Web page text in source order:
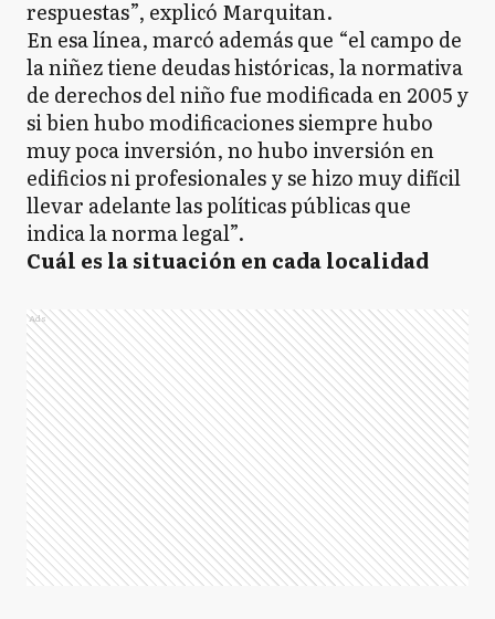
respuestas”, explicó Marquitan.
En esa línea, marcó además que “el campo de
la niñez tiene deudas históricas, la normativa
de derechos del niño fue modificada en 2005 y
si bien hubo modificaciones siempre hubo
muy poca inversión, no hubo inversión en
edificios ni profesionales y se hizo muy difícil
llevar adelante las políticas públicas que
indica la norma legal”.
Cuál es la situación en cada localidad
Ads